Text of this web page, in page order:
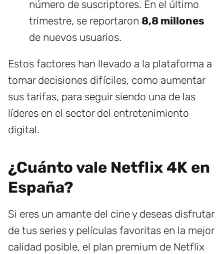
número de suscriptores. En el último
trimestre, se reportaron 8,8 millones
de nuevos usuarios.
Estos factores han llevado a la plataforma a
tomar decisiones difíciles, como aumentar
sus tarifas, para seguir siendo una de las
líderes en el sector del entretenimiento
digital.
¿Cuánto vale Netflix 4K en
España?
Si eres un amante del cine y deseas disfrutar
de tus series y películas favoritas en la mejor
calidad posible, el plan premium de Netflix